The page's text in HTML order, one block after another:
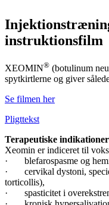
instruktionsfilm
XEOMIN® (botulinum
spytkirtlerne og giver
Se filmen her
Pligttekst
Terapeutiske indikationer
Xeomin er indiceret til
· blefarospasme og
· cervikal dystoni,
torticollis),
· spasticitet i